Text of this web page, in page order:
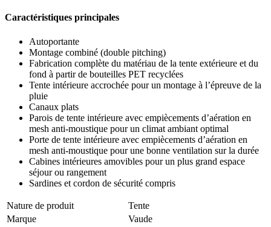
Caractéristiques principales
Autoportante
Montage combiné (double pitching)
Fabrication complète du matériau de la tente extérieure et du
fond à partir de bouteilles PET recyclées
Tente intérieure accrochée pour un montage à l’épreuve de la
pluie
Canaux plats
Parois de tente intérieure avec empiècements d’aération en
mesh anti-moustique pour un climat ambiant optimal
Porte de tente intérieure avec empiècements d’aération en
mesh anti-moustique pour une bonne ventilation sur la durée
Cabines intérieures amovibles pour un plus grand espace
séjour ou rangement
Sardines et cordon de sécurité compris
Nature de produit
Tente
Marque
Vaude